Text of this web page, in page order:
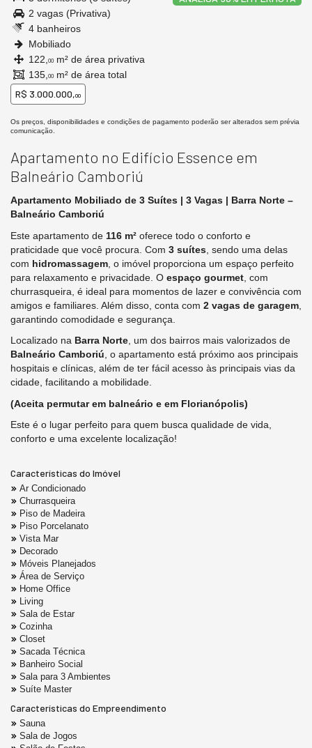
2 vagas (Privativa)
4 banheiros
Mobiliado
122, 00 m² de área privativa
135, 00 m² de área total
R$ 3.000.000,00
Os preços, disponibilidades e condições de pagamento poderão ser alterados sem prévia
comunicação.
Apartamento no Edifício Essence em
Balneário Camboriú
Apartamento Mobiliado de 3 Suítes | 3 Vagas | Barra Norte –
Balneário Camboriú
Este apartamento de 116 m² oferece todo o conforto e
praticidade que você procura. Com 3 suítes , sendo uma delas
com hidromassagem , o imóvel proporciona um espaço perfeito
para relaxamento e privacidade. O espaço gourmet , com
churrasqueira, é ideal para momentos de lazer e convivência com
amigos e familiares. Além disso, conta com 2 vagas de garagem
garantindo comodidade e segurança.
Localizado na Barra Norte, um dos bairros mais valorizados de
Balneário Camboriú, o apartamento está próximo aos principais
hospitais e clínicas, além de ter fácil acesso às principais vias da
cidade, facilitando a mobilidade.
(Aceita permutar em balneário e em Florianópolis)
Este é o lugar perfeito para quem busca qualidade de vida,
conforto e uma excelente localização!
Características do Imóvel
Ar Condicionado
Churrasqueira
Piso de Madeira
Piso Porcelanato
Vista Mar
Decorado
Móveis Planejados
Área de Serviço
Home Office
Living
Sala de Estar
Cozinha
Closet
Sacada Técnica
Banheiro Social
Sala para 3 Ambientes
Suíte Master
Características do Empreendimento
Sauna
Sala de Jogos